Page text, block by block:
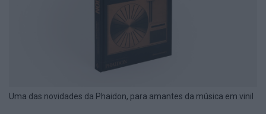
Uma das novidades da Phaidon, para amantes da música em vinil